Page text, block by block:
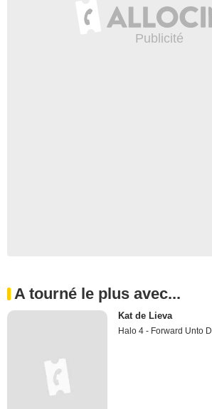
A tourné le plus avec...
Kat de Lieva
Halo 4 - Forward Unto